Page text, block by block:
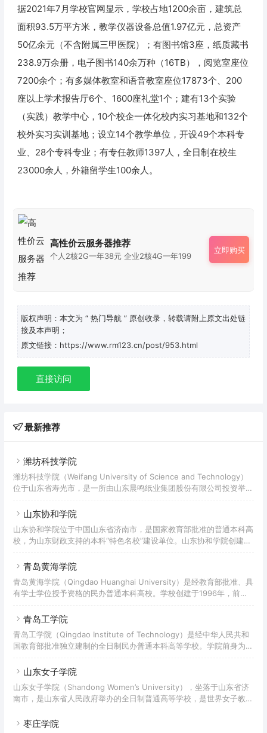
据2021年7月学校官网显示，学校占地1200余亩，建筑总
面积93.5万平方米，教学仪器设备总值1.97亿元，总资产
50亿余元（不含附属三甲医院）；有图书馆3座，纸质藏书
238.9万余册，电子图书140余万种（16TB），阅览室座位
7200余个；有多媒体教室和语音教室座位17873个、200
座以上学术报告厅6个、1600座礼堂1个；建有13个实验
（实践）教学中心，10个校企一体化校内实习基地和132个
校外实习实训基地；设立14个教学单位，开设49个本科专
业、28个专科专业；有专任教师1397人，全日制在校生
23000余人，外籍留学生100余人。
高性价云服务器推荐
个人2核2G一年38元 企业2核4G一年199
立即购买
版权声明：本文为 “ 热门导航 ” 原创收录，转载请附上原文出处链
接及本声明；
原文链接：https://www.rm123.cn/post/953.html
直接访问
最新推荐
潍坊科技学院
潍坊科技学院（Weifang University of Science and Technology）
位于山东省寿光市，是一所由山东晨鸣纸业集团股份有限公司投资举
高校，是潍坊国家职业教育创新发展试验区试点院校、定向培养直招士
1984年的寿光县成人中等专业学校，先后有寿光师范学校、寿光市教
师进修学校、潍坊广播电视大学寿光分校、齐鲁经济学院等多所学校合
山东协和学院
山东协和学院位于中国山东省济南市，是国家教育部批准的普通本科高
校，为山东财政支持的本科“特色名校”建设单位。山东协和学院创建于
批准，筹建济南协和职业技术学院。2004年经山东省人民政府批准，
改建为山东协和职业技术学院。2005年顺利通过国家教育部、卫生部
医学专业教育评估，2008年以“优秀”成绩通过教育部高校人才培养工
作水平评估，2011年经教育部批准升格为普通本科高校，2014年被山
青岛黄海学院
青岛黄海学院（Qingdao Huanghai University）是经教育部批准、具
有学士学位授予资格的民办普通本科高校。学校创建于1996年，前身
为普通高等专科学校；2011年经教育部批准升格为普通本科高校。据
方米，教学科研仪器设备总值1.46亿余元；馆藏图书295万余册，中外
文期刊830种；有教职工1726人，全日制在校生27000余人；设有10
青岛工学院
青岛工学院（Qingdao Institute of Technology）是经中华人民共和
国教育部批准独立建制的全日制民办普通本科高等学校。学院前身为
生产建设兵团下属的青岛伊力特德泰科教投资管理有限公司投资举办的
本科高校，更名为青岛工学院。截至2021年9月，学校占地面积
1046.29亩，建筑面积28.1万平方米；教学、科研设备总价值为
山东女子学院
山东女子学院（Shandong Women’s University），坐落于山东省济
南市，是山东省人民政府举办的全日制普通高等学校，是世界女子教育
东省妇女干部学校，1987年更名为中国妇女管理干部学院山东分院，
枣庄学院